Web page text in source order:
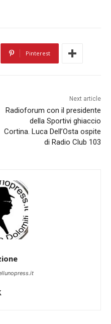
Pinterest
Next article
Radioforum con il presidente
della Sportivi ghiaccio
Cortina. Luca Dell’Osta ospite
di Radio Club 103